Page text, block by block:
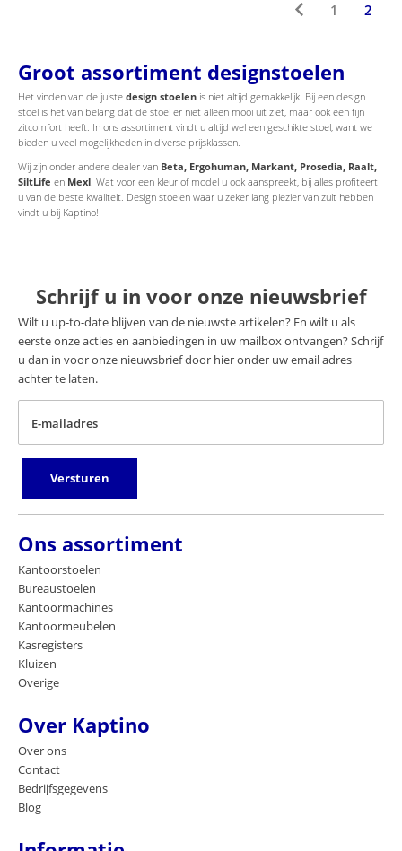
1 2
Groot assortiment designstoelen
Het vinden van de juiste design stoelen is niet altijd gemakkelijk. Bij een design
stoel is het van belang dat de stoel er niet alleen mooi uit ziet, maar ook een fijn
zitcomfort heeft. In ons assortiment vindt u altijd wel een geschikte stoel, want we
bieden u veel mogelijkheden in diverse prijsklassen.
Wij zijn onder andere dealer van Beta, Ergohuman, Markant, Prosedia, Raalt,
SiltLife en Mexl. Wat voor een kleur of model u ook aanspreekt, bij alles profiteert
u van de beste kwaliteit. Design stoelen waar u zeker lang plezier van zult hebben
vindt u bij Kaptino!
Schrijf u in voor onze nieuwsbrief
Wilt u up-to-date blijven van de nieuwste artikelen? En wilt u als
eerste onze acties en aanbiedingen in uw mailbox ontvangen? Schrijf
u dan in voor onze nieuwsbrief door hier onder uw email adres
achter te laten.
E-mailadres
Versturen
Ons assortiment
Kantoorstoelen
Bureaustoelen
Kantoormachines
Kantoormeubelen
Kasregisters
Kluizen
Overige
Over Kaptino
Over ons
Contact
Bedrijfsgegevens
Blog